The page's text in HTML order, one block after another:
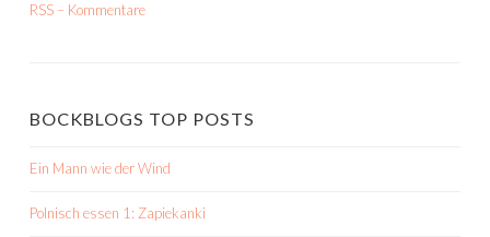
RSS – Kommentare
BOCKBLOGS TOP POSTS
Ein Mann wie der Wind
Polnisch essen 1: Zapiekanki